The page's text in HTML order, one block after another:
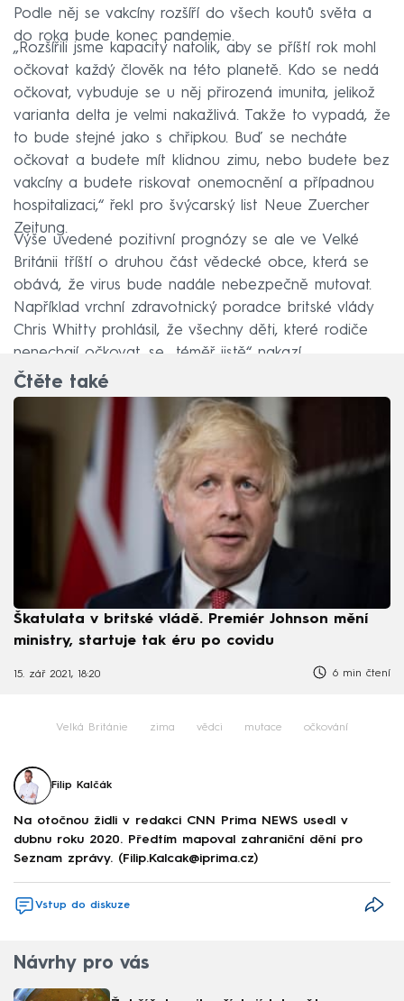
Podle něj se vakcíny rozšíří do všech koutů světa a
do roka bude konec pandemie.
„Rozšířili jsme kapacity natolik, aby se příští rok mohl
očkovat každý člověk na této planetě. Kdo se nedá
očkovat, vybuduje se u něj přirozená imunita, jelikož
varianta delta je velmi nakažlivá. Takže to vypadá, že
to bude stejné jako s chřipkou. Buď se necháte
očkovat a budete mít klidnou zimu, nebo budete bez
vakcíny a budete riskovat onemocnění a případnou
hospitalizaci,“ řekl pro švýcarský list Neue Zuercher
Zeitung.
Výše uvedené pozitivní prognózy se ale ve Velké
Británii tříští o druhou část vědecké obce, která se
obává, že virus bude nadále nebezpečně mutovat.
Například vrchní zdravotnický poradce britské vlády
Chris Whitty prohlásil, že všechny děti, které rodiče
nenechají očkovat, se „téměř jistě“ nakazí.
Čtěte také
Škatulata v britské vládě. Premiér Johnson mění
ministry, startuje tak éru po covidu
15. zář 2021, 18:20 6 min čtení
Velká Británie zima vědci mutace očkování
Filip Kalčák
Na otočnou židli v redakci CNN Prima NEWS usedl v
dubnu roku 2020. Předtím mapoval zahraniční dění pro
Seznam zprávy. (Filip.Kalcak@iprima.cz)
Vstup do diskuze
Návrhy pro vás